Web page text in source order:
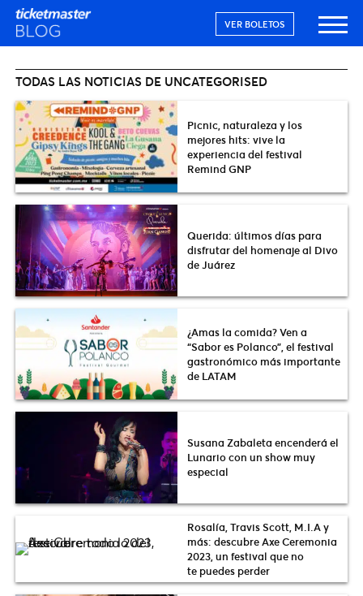
VER BOLETOS
TODAS LAS NOTICIAS DE UNCATEGORISED
Picnic, naturaleza y los
mejores hits: vive la
experiencia del festival
Remind GNP
Querida: últimos días para
disfrutar del homenaje al Divo
de Juárez
¿Amas la comida? Ven a
“Sabor es Polanco”, el festival
gastronómico más importante
de LATAM
Susana Zabaleta encenderá el
Lunario con un show muy
especial
Rosalía, Travis Scott, M.I.A y
más: descubre Axe Ceremonia
2023, un festival que no
te puedes perder